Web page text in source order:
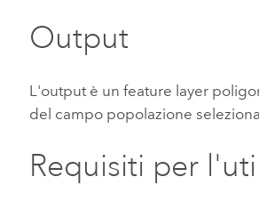
Output
L'output è un feature layer
del campo popolazione
Requisiti per